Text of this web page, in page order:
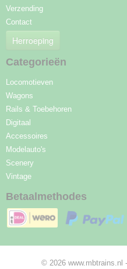
Verzending
Contact
Herroeping
Categorieën
Locomotieven
Wagons
Rails & Toebehoren
Digitaal
Accessoires
Modelauto's
Scenery
Vintage
Betaalmethodes
© 2026 www.mbtrains.nl